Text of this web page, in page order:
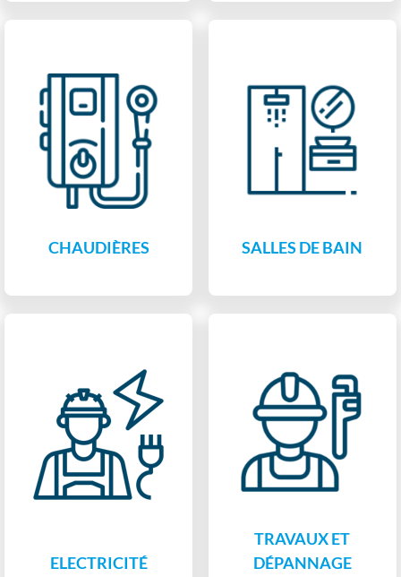
CHAUDIÈRES SALLES DE BAIN
ELECTRICITÉ
TRAVAUX ET
DÉPANNAGE